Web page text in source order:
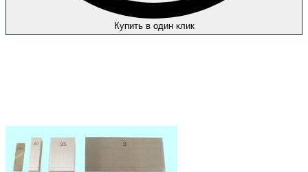
Купить в один клик